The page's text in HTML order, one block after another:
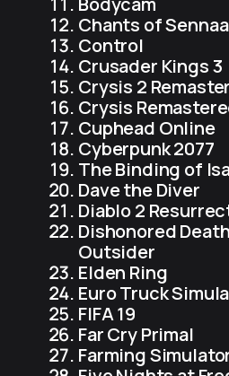
Chants of
Control
Crusader Kings 3
Crysis 2
Crysis
Cuphead Online
Cyberpunk 2077
The Binding of
Dave the Diver
Diablo 2
Dishonored
Outsider
Elden Ring
Euro Truck
FIFA 19
Far Cry Primal
Farming